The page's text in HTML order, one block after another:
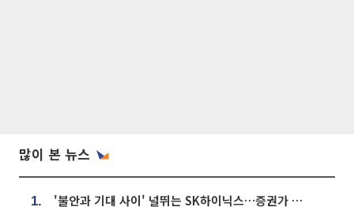
많이 본 뉴스
1. '불안과 기대 사이' 널뛰는 SK하이닉스…증권가 "HBM4·LTA 기반 펀터멘털 견고"